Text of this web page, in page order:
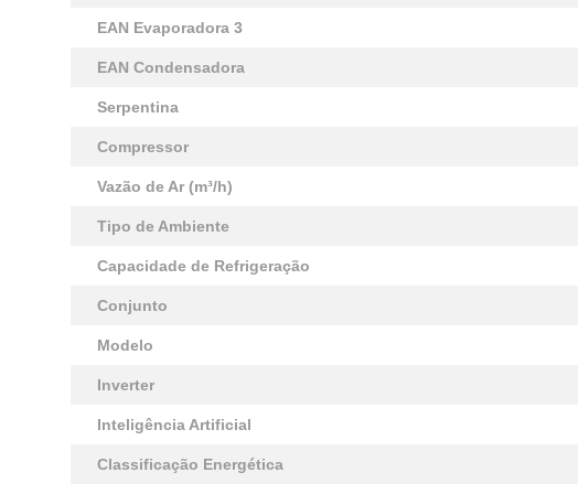
EAN Evaporadora 3
EAN Condensadora
Serpentina
Compressor
Vazão de Ar (m³/h)
Tipo de Ambiente
Capacidade de Refrigeração
Conjunto
Modelo
Inverter
Inteligência Artificial
Classificação Energética